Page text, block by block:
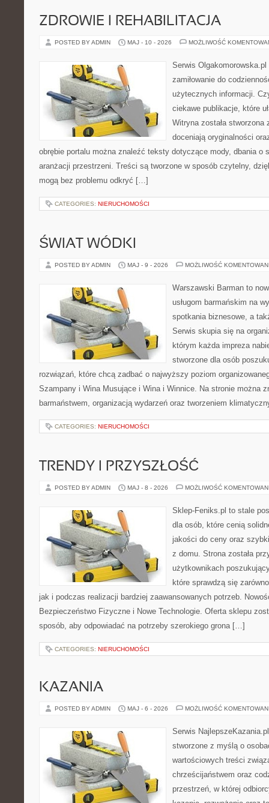
ZDROWIE I REHABILITACJA
POSTED BY ADMIN MAJ - 10 - 2026 MOŻLIWOŚĆ
Serwis
zamiłowanie do
użytecznych informacji.
ciekawe publikacje, które
Witryna została
doceniają oryginalności
obrębie portalu można znaleźć teksty dotyczące mody, dbania o
aranżacji przestrzeni. Treści są tworzone w sposób czytelny,
mogą bez problemu odkryć […]
CATEGORIES: NIERUCHOMOŚCI
ŚWIAT WÓDKI
POSTED BY ADMIN MAJ - 9 - 2026 MOŻLIWOŚĆ
Warszawski Barman to
usługom barmańskim na
spotkania biznesowe, a
Serwis skupia się na
którym każda impreza
stworzone dla osób
rozwiązań, które chcą zadbać o najwyższy poziom
Szampany i Wina Musujące i Wina i Winnice. Na stronie można
barmaństwem, organizacją wydarzeń oraz tworzeniem
CATEGORIES: NIERUCHOMOŚCI
TRENDY I PRZYSZŁOŚĆ
POSTED BY ADMIN MAJ - 8 - 2026 MOŻLIWOŚĆ
Sklep-Feniks.pl to stale
dla osób, które cenią
jakości do ceny oraz
z domu. Strona została
użytkownikach
które sprawdzą się
jak i podczas realizacji bardziej zaawansowanych potrzeb.
Bezpieczeństwo Fizyczne i Nowe Technologie. Oferta sklepu
sposób, aby odpowiadać na potrzeby szerokiego grona […]
CATEGORIES: NIERUCHOMOŚCI
KAZANIA
POSTED BY ADMIN MAJ - 6 - 2026 MOŻLIWOŚĆ
Serwis
stworzone z myślą o
wartościowych treści
chrześcijaństwem oraz
przestrzeń, w której